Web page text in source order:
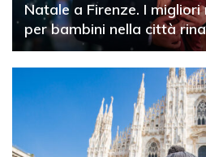
Natale a Firenze. I
per bambini nella città